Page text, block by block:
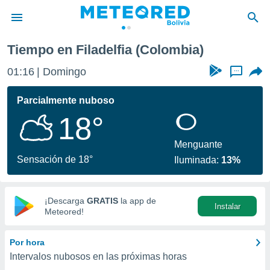
de
ha
que se
calidad.
a este
las
y
digital
basada
Tiempo en Filadelfia (Colombia)
01:16 Domingo ...
Parcialmente nuboso
18°
Sensación de 18°
Menguante
Iluminada: 13%
¡Descarga GRATIS la app de
Meteored!
Instalar
Por hora
Intervalos nubosos en las próximas horas